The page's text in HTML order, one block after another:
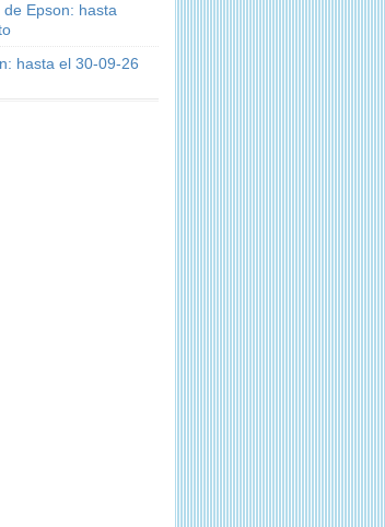
Epson: hasta
hasta el 30-09-26